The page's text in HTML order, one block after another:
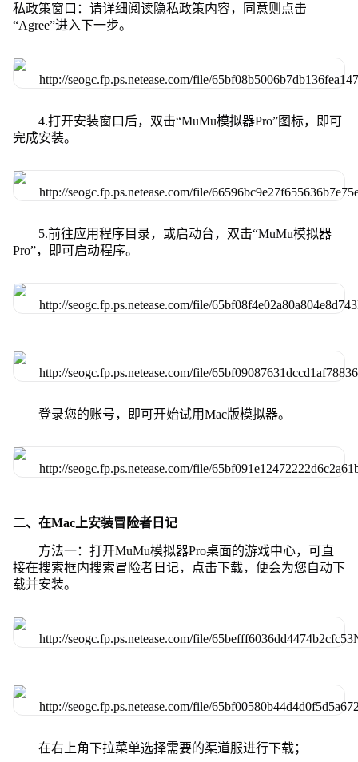
私政策窗口：请详细阅读隐私政策内容，同意则点击
“Agree”进入下一步。
4.打开安装窗口后，双击“MuMu模拟器Pro”图标，即可
完成安装。
5.前往应用程序目录，或启动台，双击“MuMu模拟器
Pro”，即可启动程序。
登录您的账号，即可开始试用Mac版模拟器。
二、在Mac上安装冒险者日记
方法一：打开MuMu模拟器Pro桌面的游戏中心，可直
接在搜索框内搜索冒险者日记，点击下载，便会为您自动下
载并安装。
在右上角下拉菜单选择需要的渠道服进行下载；